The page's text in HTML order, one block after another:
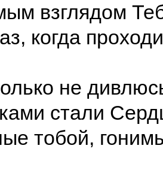
взглядом
когда
не
стали
тобой,